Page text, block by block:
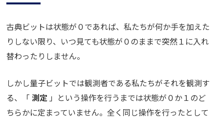
古典ビットは状態が０であれば、私たちが何か手を加えた
りしない限り、いつ見ても状態が０のままで突然１に入れ
替わったりしません。
しかし量子ビットでは観測者である私たちがそれを観測す
る、「測定 」という操作を行うまでは状態が０か１のど
ちらかに定まっていません。全く同じ操作を行ったとして